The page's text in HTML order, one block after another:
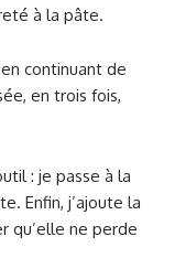
à la pâte.
continuant de
en trois fois,
: je passe à la
Enfin, j’ajoute la
qu’elle ne perde